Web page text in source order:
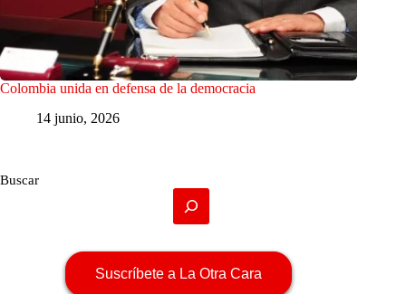
Colombia unida en defensa de la democracia
14 junio, 2026
Buscar
Suscríbete a La Otra Cara